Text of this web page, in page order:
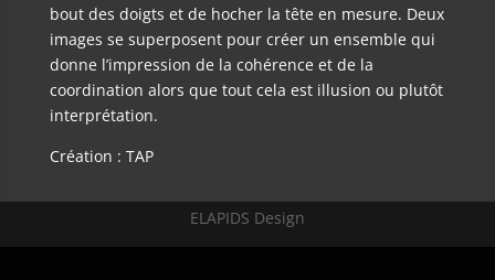
bout des doigts et de hocher la tête en mesure. Deux
images se superposent pour créer un ensemble qui
donne l’impression de la cohérence et de la
coordination alors que tout cela est illusion ou plutôt
interprétation.
Création : TAP
ELAPIDS Design